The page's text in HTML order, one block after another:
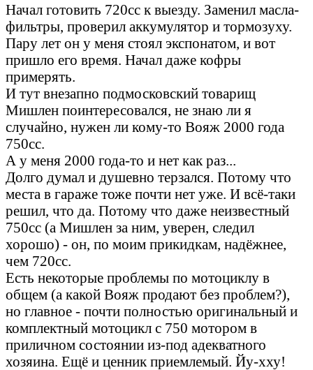
Начал готовить 720сс к выезду. Заменил масла-
фильтры, проверил аккумулятор и тормозуху.
Пару лет он у меня стоял экспонатом, и вот
пришло его время. Начал даже кофры
примерять.
И тут внезапно подмосковский товарищ
Мишлен поинтересовался, не знаю ли я
случайно, нужен ли кому-то Вояж 2000 года
750сс.
А у меня 2000 года-то и нет как раз...
Долго думал и душевно терзался. Потому что
места в гараже тоже почти нет уже. И всё-таки
решил, что да. Потому что даже неизвестный
750сс (а Мишлен за ним, уверен, следил
хорошо) - он, по моим прикидкам, надёжнее,
чем 720сс.
Есть некоторые проблемы по мотоциклу в
общем (а какой Вояж продают без проблем?),
но главное - почти полностью оригинальный и
комплектный мотоцикл с 750 мотором в
приличном состоянии из-под адекватного
хозяина. Ещё и ценник приемлемый. Йу-хху!